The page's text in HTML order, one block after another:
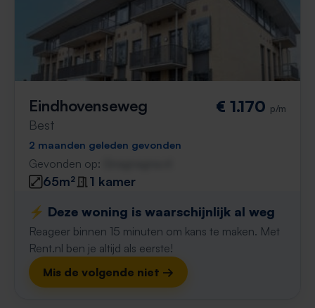
Eindhovenseweg
Best
€ 1.170 p/m
2 maanden geleden gevonden
Gevonden op:
65m²
1 kamer
⚡️ Deze woning is waarschijnlijk al weg
Reageer binnen 15 minuten om kans te maken. Met
Rent.nl ben je altijd als eerste!
Mis de volgende niet →